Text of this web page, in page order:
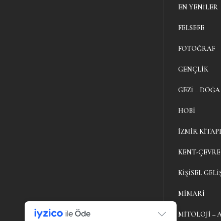
EN YENILER
FELSEFE
FOTOĞRAF
GENÇLIK
GEZI – DOĞA
HOBI
İZMIR
KENT-ÇEVRE
KIŞISEL
MIMARI
MITOLOJI –